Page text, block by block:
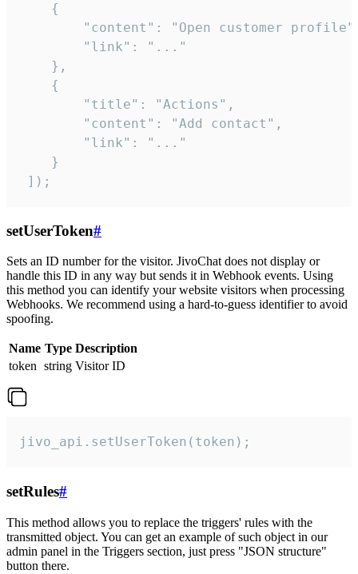
    {
"content": "Open customer
        "link": "..."
    },
    {
        "title": "Actions",
        "content": "Add contact",
        "link": "..."
    }
]);
setUserToken#
Sets an ID number for the visitor. JivoChat does not display or
handle this ID in any way but sends it in Webhook events. Using
this method you can identify your website visitors when processing
Webhooks. We recommend using a hard-to-guess identifier to avoid
spoofing.
Name Type Description
token string Visitor ID
jivo_api.setUserToken(token);
setRules#
This method allows you to replace the triggers' rules with the
transmitted object. You can get an example of such object in our
admin panel in the Triggers section, just press "JSON structure"
button there.